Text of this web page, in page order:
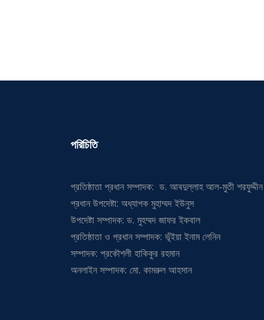
পরিচিতি
প্রতিষ্ঠাতা প্রধান সম্পাদক: ড. আবদুল্লাহ আল-মুতী শরফুদ্দীন
প্রধান উপদেষ্টা: অধ্যাপক মুহাম্মদ ইউনুস
উপদেষ্টা সম্পাদক: ড. মুহম্মদ জাফর ইকবাল
প্রতিষ্ঠাতা ও প্রধান সম্পাদক: ভূঁইয়া ইনাম লেনিন
সম্পাদক: প্রকৌশলী হাকিকুর রহমান
অনলাইন সম্পাদক: মো. কামরুল আহসান